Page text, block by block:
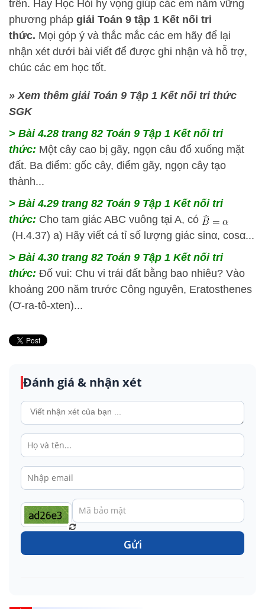
trên. Hay Học Hỏi hy vọng giúp các em nắm vững
phương pháp giải Toán 9 tập 1 Kết nối tri
thức. Mọi góp ý và thắc mắc các em hãy để lại
nhận xét dưới bài viết để được ghi nhận và hỗ trợ,
chúc các em học tốt.
» Xem thêm giải Toán 9 Tập 1 Kết nối tri thức
SGK
> Bài 4.28 trang 82 Toán 9 Tập 1 Kết nối tri
thức: Một cây cao bị gãy, ngọn câu đổ xuống mặt
đất. Ba điểm: gốc cây, điểm gãy, ngọn cây tạo
thành...
> Bài 4.29 trang 82 Toán 9 Tập 1 Kết nối tri
thức: Cho tam giác ABC vuông tại A, có
(H.4.37) a) Hãy viết cá tỉ số lượng giác sinα, cosα...
> Bài 4.30 trang 82 Toán 9 Tập 1 Kết nối tri
thức: Đố vui: Chu vi trái đất bằng bao nhiêu? Vào
khoảng 200 năm trước Công nguyên, Eratosthenes
(Ơ-ra-tô-xten)...
Đánh giá & nhận xét
Gửi